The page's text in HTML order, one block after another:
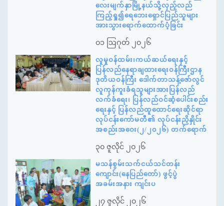
လေးမျက်နှာမြို့နယ်သို့လှည့်လည်
ကြည့်ရှု၍ရေဘေးရှောင်ပြည်သူများ
အားသွားရောက်ထောက်ပံ့ခြင်း
၀၁ ဩဂုတ် ၂၀၂၆
လူမှုဝန်ထမ်း၊ကယ်ဆယ်ရေးနှင့်
ပြန်လည်နေရာချထားရေးဝန်ကြီးဌာန
ဒုတိယဝန်ကြီး ဒေါက်တာသန့်ဇော်လွင်
လူကုန်ကူးခံရသူများအားပြန်လည်
လက်ခံရေး၊ ပြန်လည်ဝင်ဆံ့ပေါင်းစည်း
ရေးနှင့် ပြန်လည်ထူထောင်ရေးဆိုင်ရာ
လုပ်ငန်းကော်မတီ၏ လုပ်ငန်းညှိနှိုင်း
အစည်းအဝေး(၂/၂၀၂၆) တက်ရောက်
၃၀ ဇူလိုင် ၂၀၂၆
မသန်စွမ်းသက်ငယ်သင်တန်း
ကျောင်း(နေပြည်တော်) ဖွင့်ပွဲ
အခမ်းအနား ကျင်းပ
၂၇ ဇူလိုင် ၂၀၂၆